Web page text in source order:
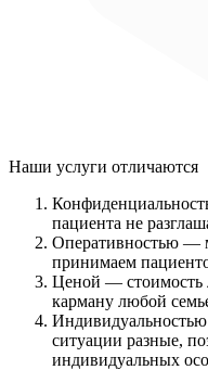
Наши услуги отличаются
пациента не
Оперативностью —
принимаем
Ценой — стоимость
карману любой
Индивидуальностью
ситуации разные,
индивидуальных